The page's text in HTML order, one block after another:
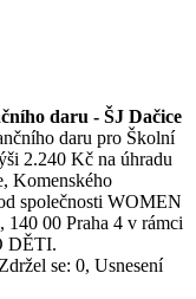
daru - ŠJ Dačice
daru pro Školní
2.240 Kč na úhradu
Komenského
společnosti WOMEN
00 Praha 4 v rámci
DĚTI.
se: 0, Usnesení